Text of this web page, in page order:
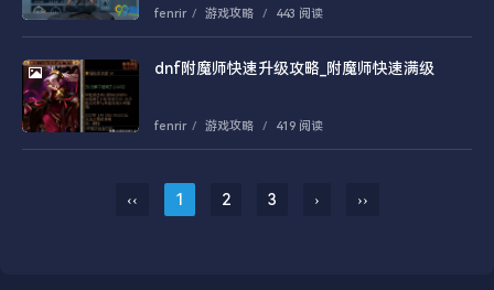
fenrir / 游戏攻略 / 443 阅读
dnf附魔师快速升级攻略_附魔师快速满级
fenrir / 游戏攻略 / 419 阅读
‹‹ 1 2 3 › ››